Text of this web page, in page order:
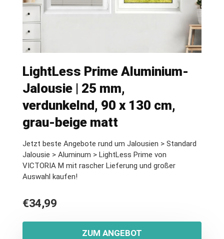
LightLess Prime Aluminium-
Jalousie | 25 mm,
verdunkelnd, 90 x 130 cm,
grau-beige matt
Jetzt beste Angebote rund um Jalousien > Standard
Jalousie > Aluminum > LightLess Prime von
VICTORIA M mit rascher Lieferung und großer
Auswahl kaufen!
€34,99
ZUM ANGEBOT